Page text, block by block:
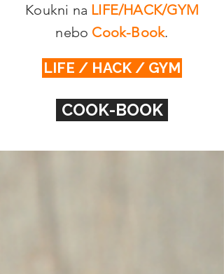
Koukni na LIFE/HACK/GYM
nebo Cook-Book.
LIFE / HACK / GYM
COOK-BOOK